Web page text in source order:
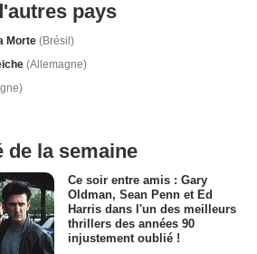
pays
Morte (Brésil)
(Allemagne)
de la semaine
Ce soir entre amis : Gary
Oldman, Sean Penn et Ed
Harris dans l'un des meilleurs
thrillers des années 90
injustement oublié !